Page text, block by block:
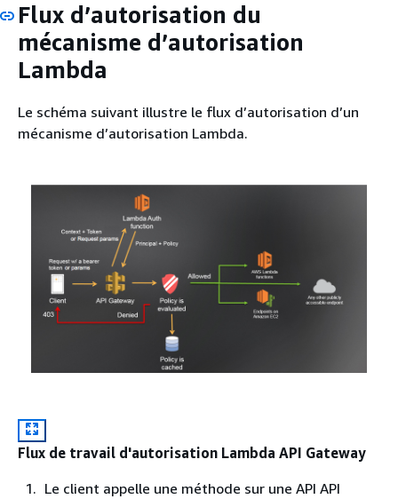
Flux d’autorisation du
mécanisme d’autorisation
Lambda
Le schéma suivant illustre le flux d’autorisation d’un
mécanisme d’autorisation Lambda.
Flux de travail d'autorisation Lambda API Gateway
Le client appelle une méthode sur une API API